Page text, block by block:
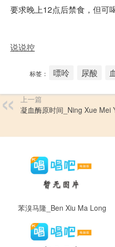
要求晚上12点后禁食，但可喝
说说控
标签： 嘌呤 尿酸
上一篇
凝血酶原时间_Ning Xue Mei
苯溴马隆_Ben Xiu Ma Long